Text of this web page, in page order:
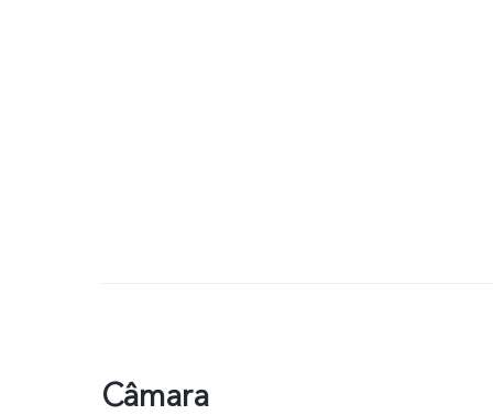
Câmara